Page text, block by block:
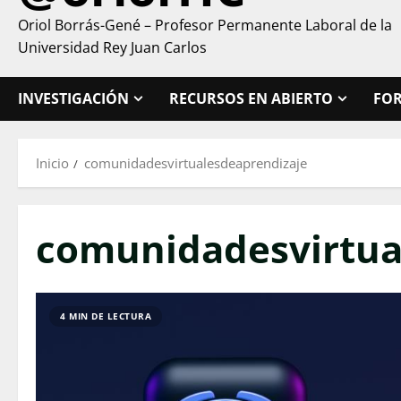
Oriol Borrás-Gené – Profesor Permanente Laboral de la
Universidad Rey Juan Carlos
INVESTIGACIÓN RECURSOS EN ABIERTO
Inicio comunidadesvirtualesdeaprendizaje
4 MIN DE LECTURA